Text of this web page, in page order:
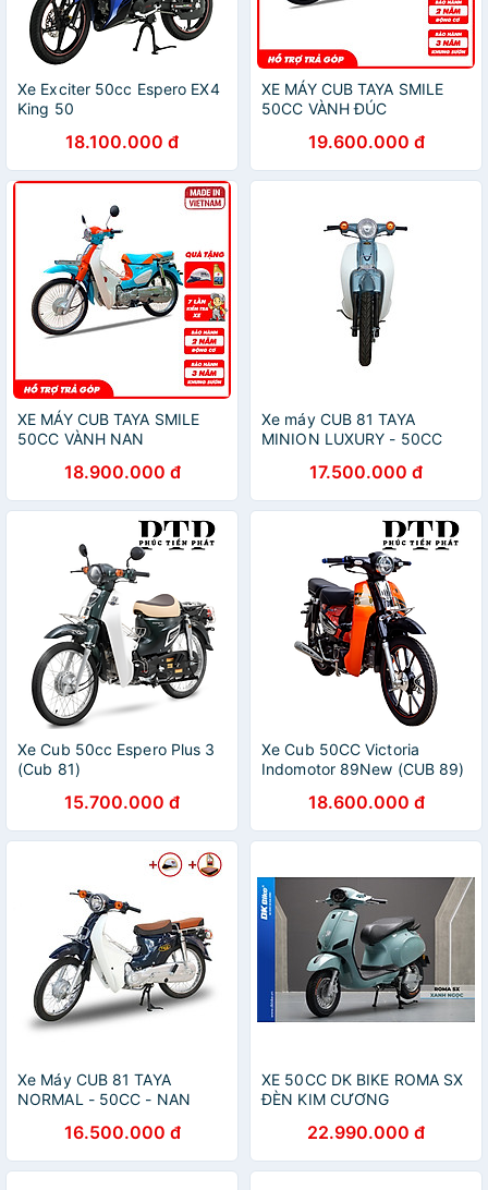
Xe Exciter 50cc Espero EX4
King 50
18.100.000 đ
XE MÁY CUB TAYA SMILE
50CC VÀNH ĐÚC
19.600.000 đ
XE MÁY CUB TAYA SMILE
50CC VÀNH NAN
18.900.000 đ
Xe máy CUB 81 TAYA
MINION LUXURY - 50CC
17.500.000 đ
Xe Cub 50cc Espero Plus 3
(Cub 81)
15.700.000 đ
Xe Cub 50CC Victoria
Indomotor 89New (CUB 89)
18.600.000 đ
Xe Máy CUB 81 TAYA
NORMAL - 50CC - NAN
16.500.000 đ
XE 50CC DK BIKE ROMA SX
ĐÈN KIM CƯƠNG
22.990.000 đ